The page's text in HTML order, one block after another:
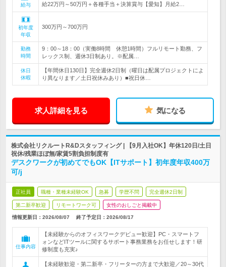
給与
給22万円～50万円＋各種手当＋決算賞与【愛知】月給2…
初年度
年収
300万円～700万円
勤務
時間
9：00～18：00（実働8時間 休憩1時間）フルリモート勤務、フ
レックス制、週休3日制あり。※配属…
休日
休暇
【年間休日130日】完全週休2日制（曜日は配属プロジェクトによ
り異なります／土日祝休みあり）■祝日休…
求人詳細を見る 気になる
株式会社リクルートR&Dスタッフィング | 【9月入社OK】年休120日/土日
祝休/残業ほぼ無/家賃5割負担制度有
デスクワークが初めてでもOK【ITサポート】初年度年収400万
可/j
正社員 職種・業種未経験OK 急募 学歴不問 完全週休2日制
第二新卒歓迎 リモートワーク可 女性のおしごと掲載中
情報更新日：2026/08/07 終了予定日： 2026/08/17
仕事内容
【未経験からのオフィスワークデビュー歓迎】PC・スマートフ
ォンなどITツールに関するサポート事務業務をお任せします！研
修制度も充実♪
【未経験歓迎・第二新卒・フリーターの方まで大歓迎／20～30代